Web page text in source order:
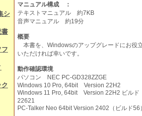
シ
書
マニュアル構成 ：
テキストマニュアル 約7KB
音声マニュアル 約19分
概要
本書を、Windowsのアップグレードにお役
いただければ幸いです。
動作確認環境
パソコン NEC PC-GD328ZZGE
Windows 10 Pro, 64bit Version 22H2
Windows 11 Pro, 64bit Version 22H2 ビルド
22621
PC-Talker Neo 64bit Version 2402（ビルド56